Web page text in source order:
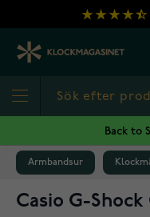
Hoppa till innehållet
Back to
Armbandsur
Casio G-Shock